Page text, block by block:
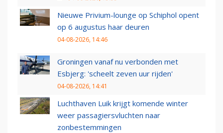
Nieuwe Privium-lounge op Schiphol opent
op 6 augustus haar deuren
04-08-2026, 14:46
Groningen vanaf nu verbonden met
Esbjerg: 'scheelt zeven uur rijden'
04-08-2026, 14:41
Luchthaven Luik krijgt komende winter
weer passagiersvluchten naar
zonbestemmingen